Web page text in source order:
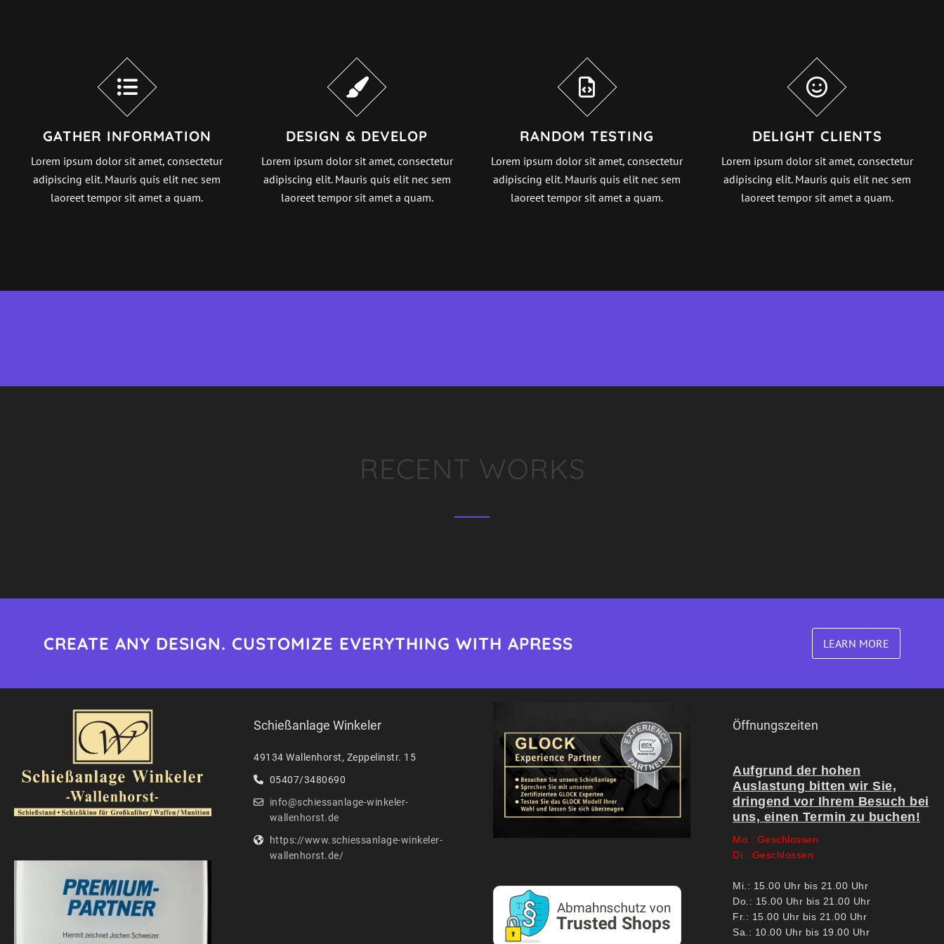
GATHER INFORMATION
Lorem ipsum dolor sit amet, consectetur
adipiscing elit. Mauris quis elit nec sem
laoreet tempor sit amet a quam.
DESIGN & DEVELOP
Lorem ipsum dolor sit amet, consectetur
adipiscing elit. Mauris quis elit nec sem
laoreet tempor sit amet a quam.
RANDOM TESTING
Lorem ipsum dolor sit amet, consectetur
adipiscing elit. Mauris quis elit nec sem
laoreet tempor sit amet a quam.
DELIGHT CLIENTS
Lorem ipsum dolor sit amet, consectetur
adipiscing elit. Mauris quis elit nec sem
laoreet tempor sit amet a quam.
RECENT WORKS
CREATE ANY DESIGN. CUSTOMIZE EVERYTHING WITH APRESS LEARN MORE
Schießanlage Winkeler
49134 Wallenhorst, Zeppelinstr. 15
05407/3480690
info@schiessanlage-winkeler-
wallenhorst.de
https://www.schiessanlage-winkeler-
wallenhorst.de/
Öffnungszeiten
Aufgrund der hohen
Auslastung bitten wir Sie,
dringend vor Ihrem Besuch bei
uns, einen Termin zu buchen!
Mo.: Geschlossen
Di.: Geschlossen
Mi.: 15.00 Uhr bis 21.00 Uhr
Do.: 15.00 Uhr bis 21.00 Uhr
Fr.: 15.00 Uhr bis 21.00 Uhr
Sa.: 10.00 Uhr bis 19.00 Uhr